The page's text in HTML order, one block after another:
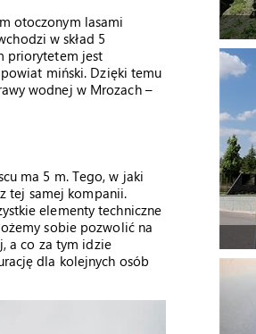
otoczonym lasami
w skład 5
priorytetem jest
miński. Dzięki temu
wodnej w Mrozach –
ma 5 m. Tego, w jaki
tej samej kompanii.
elementy techniczne
sobie pozwolić na
a co za tym idzie
dla kolejnych osób